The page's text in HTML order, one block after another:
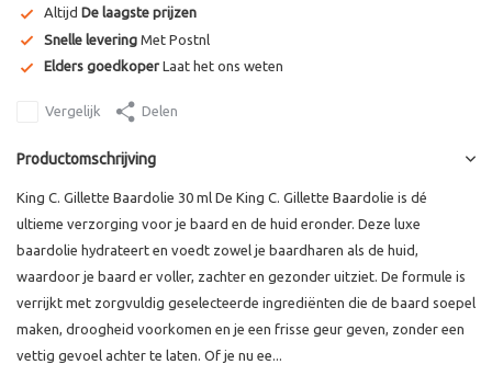
Altijd De laagste prijzen
Snelle levering Met Postnl
Elders goedkoper Laat het ons weten
Vergelijk Delen
Productomschrijving
King C. Gillette Baardolie 30 ml De King C. Gillette Baardolie is dé
ultieme verzorging voor je baard en de huid eronder. Deze luxe
baardolie hydrateert en voedt zowel je baardharen als de huid,
waardoor je baard er voller, zachter en gezonder uitziet. De formule is
verrijkt met zorgvuldig geselecteerde ingrediënten die de baard soepel
maken, droogheid voorkomen en je een frisse geur geven, zonder een
vettig gevoel achter te laten. Of je nu ee...